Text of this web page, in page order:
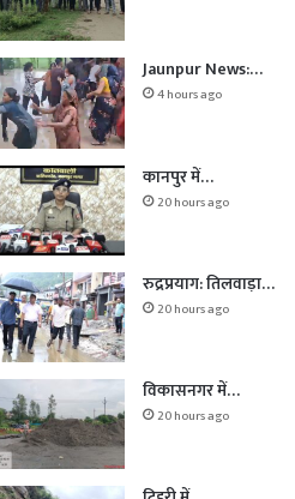
Jaunpur News:…
4 hours ago
कानपुर में…
20 hours ago
रुद्रप्रयाग: तिलवाड़ा…
20 hours ago
विकासनगर में…
20 hours ago